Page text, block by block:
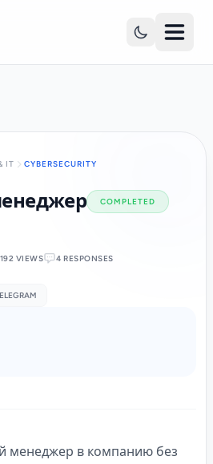
IT CYBERSECURITY
COMPLETED
192 VIEWS 4 RESPONSES
менеджер в компанию без